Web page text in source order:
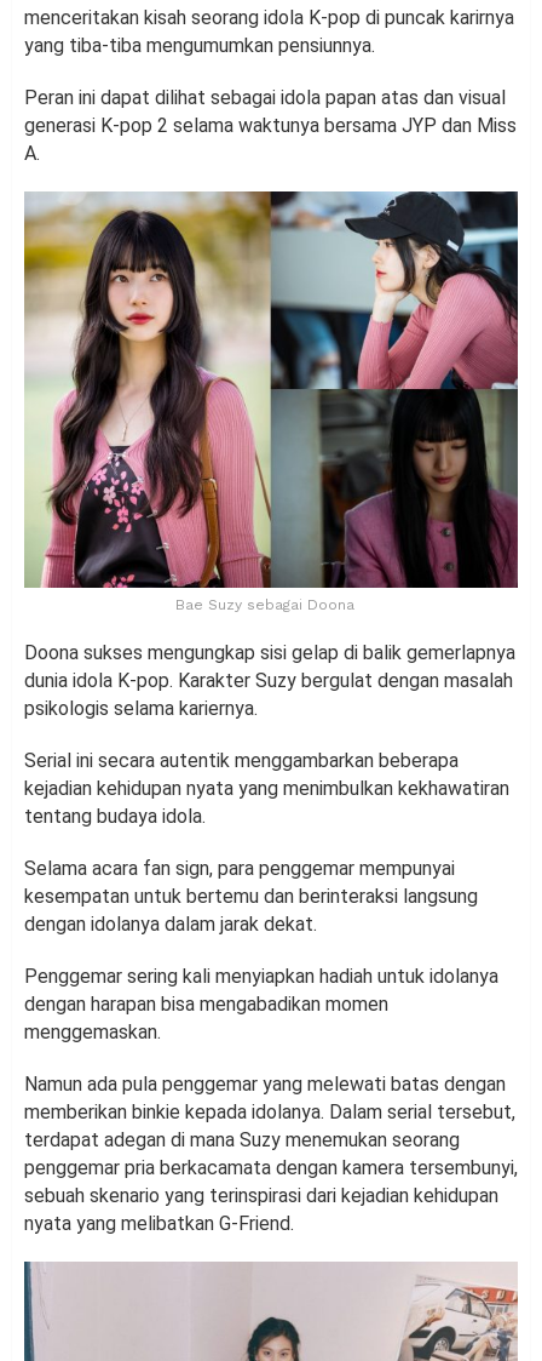
menceritakan kisah seorang idola K-pop di puncak karirnya
yang tiba-tiba mengumumkan pensiunnya.
Peran ini dapat dilihat sebagai idola papan atas dan visual
generasi K-pop 2 selama waktunya bersama JYP dan Miss
A.
Bae Suzy sebagai Doona
Doona sukses mengungkap sisi gelap di balik gemerlapnya
dunia idola K-pop. Karakter Suzy bergulat dengan masalah
psikologis selama kariernya.
Serial ini secara autentik menggambarkan beberapa
kejadian kehidupan nyata yang menimbulkan kekhawatiran
tentang budaya idola.
Selama acara fan sign, para penggemar mempunyai
kesempatan untuk bertemu dan berinteraksi langsung
dengan idolanya dalam jarak dekat.
Penggemar sering kali menyiapkan hadiah untuk idolanya
dengan harapan bisa mengabadikan momen
menggemaskan.
Namun ada pula penggemar yang melewati batas dengan
memberikan binkie kepada idolanya. Dalam serial tersebut,
terdapat adegan di mana Suzy menemukan seorang
penggemar pria berkacamata dengan kamera tersembunyi,
sebuah skenario yang terinspirasi dari kejadian kehidupan
nyata yang melibatkan G-Friend.